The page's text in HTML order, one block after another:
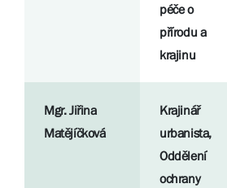
péče o
přírodu a
krajinu
Mgr. Jiřina
Matějíčková
Krajinář
urbanista,
Oddělení
ochrany